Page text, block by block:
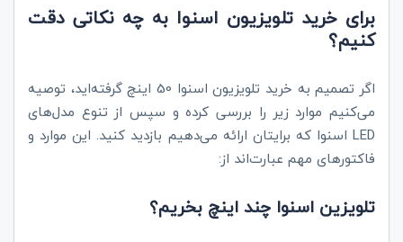
برای خرید تلویزیون اسنوا به چه نکاتی دقت
کنیم؟
اگر تصمیم به خرید تلویزیون اسنوا 50 اینچ گرفته‌اید، توصیه
می‌کنیم موارد زیر را بررسی کرده و سپس از تنوع مدل‌های
LED اسنوا که برایتان ارائه می‌دهیم بازدید کنید. این موارد و
فاکتورهای مهم عبارت‌اند از:
تلویزین اسنوا چند اینچ بخریم؟